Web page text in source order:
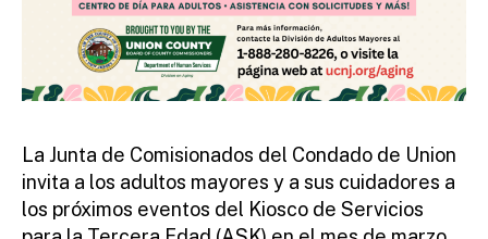
La Junta de Comisionados del Condado de Union
invita a los adultos mayores y a sus cuidadores a
los próximos eventos del Kiosco de Servicios